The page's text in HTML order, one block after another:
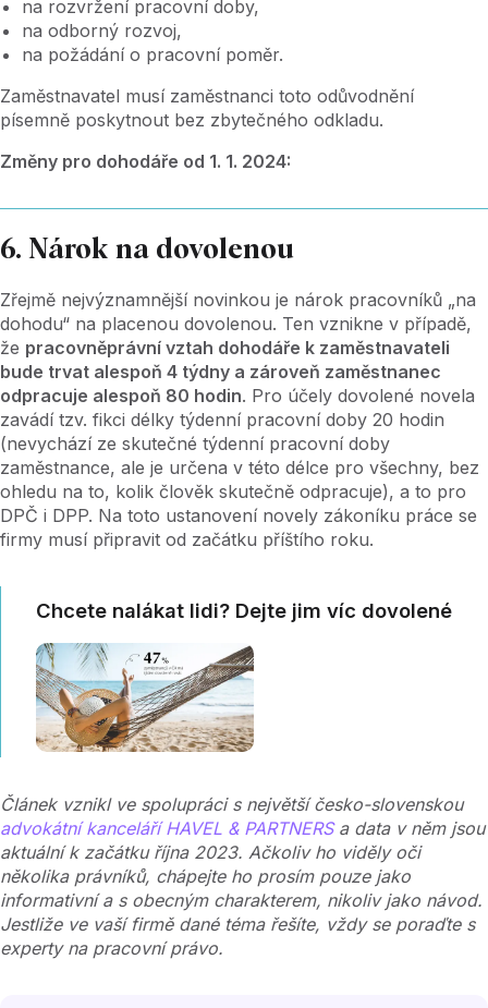
na rozvržení pracovní doby,
na odborný rozvoj,
na požádání o pracovní poměr.
Zaměstnavatel musí zaměstnanci toto odůvodnění
písemně poskytnout bez zbytečného odkladu.
Změny pro dohodáře od 1. 1. 2024:
6. Nárok na dovolenou
Zřejmě nejvýznamnější novinkou je nárok pracovníků „na
dohodu“ na placenou dovolenou. Ten vznikne v případě,
že pracovněprávní vztah dohodáře k zaměstnavateli
bude trvat alespoň 4 týdny a zároveň zaměstnanec
odpracuje alespoň 80 hodin. Pro účely dovolené novela
zavádí tzv. fikci délky týdenní pracovní doby 20 hodin
(nevychází ze skutečné týdenní pracovní doby
zaměstnance, ale je určena v této délce pro všechny, bez
ohledu na to, kolik člověk skutečně odpracuje), a to pro
DPČ i DPP. Na toto ustanovení novely zákoníku práce se
firmy musí připravit od začátku příštího roku.
Chcete nalákat lidi? Dejte jim víc dovolené
Článek vznikl ve spolupráci s největší česko-slovenskou
advokátní kanceláří HAVEL & PARTNERSa data v něm jsou
aktuální k začátku října 2023. Ačkoliv ho viděly oči
několika právníků, chápejte ho prosím pouze jako
informativní a s obecným charakterem, nikoliv jako návod.
Jestliže ve vaší firmě dané téma řešíte, vždy se poraďte s
experty na pracovní právo.